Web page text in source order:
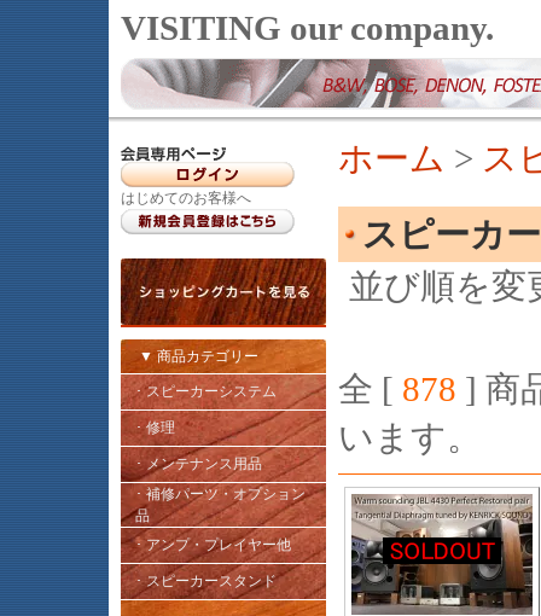
VISITING our company.
はじめてのお客様へ
▼ 商品カテゴリー
･ スピーカーシステム
･ 修理
･ メンテナンス用品
･ 補修パーツ・オプション
品
･ アンプ・プレイヤー他
･ スピーカースタンド
ホーム > ス
スピーカ
並び順を変
全 [ 878 ] 商
います。